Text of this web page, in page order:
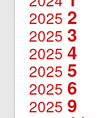
2025 2
2025 3
2025 4
2025 5
2025 6
2025 9